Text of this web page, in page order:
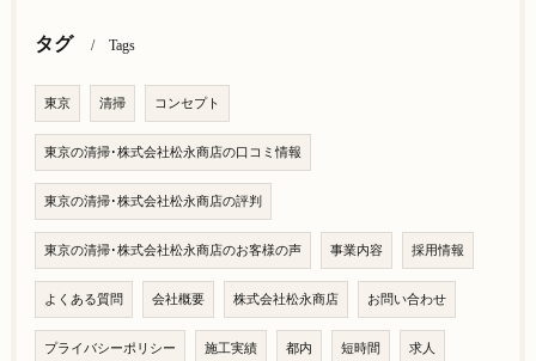
タグ Tags
東京 清掃 コンセプト
東京の清掃･株式会社松永商店の口コミ情報
東京の清掃･株式会社松永商店の評判
東京の清掃･株式会社松永商店のお客様の声 事業内容 採用情報
よくある質問 会社概要 株式会社松永商店 お問い合わせ
プライバシーポリシー 施工実績 都内 短時間 求人